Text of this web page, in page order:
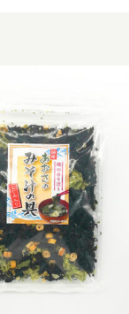
さのみそ汁の具